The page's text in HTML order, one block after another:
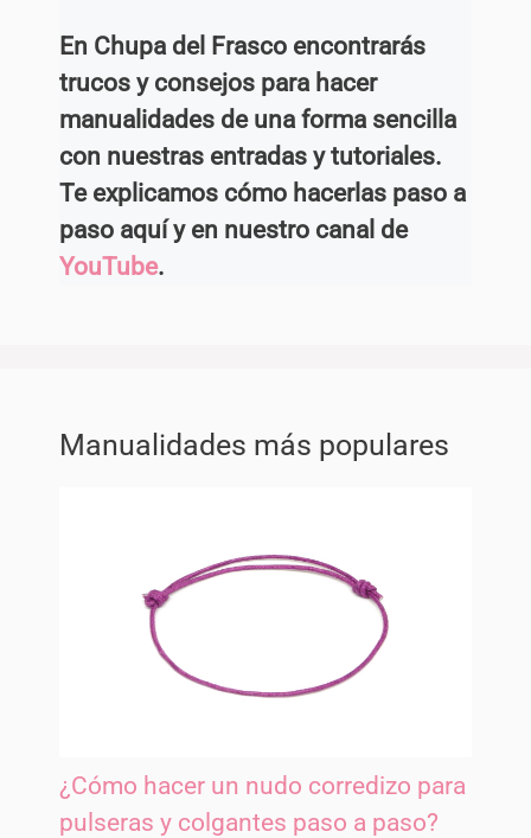
En Chupa del Frasco encontrarás
trucos y consejos para hacer
manualidades de una forma sencilla
con nuestras entradas y tutoriales.
Te explicamos cómo hacerlas paso a
paso aquí y en nuestro canal de
YouTube.
Manualidades más populares
¿Cómo hacer un nudo corredizo para
pulseras y colgantes paso a paso?